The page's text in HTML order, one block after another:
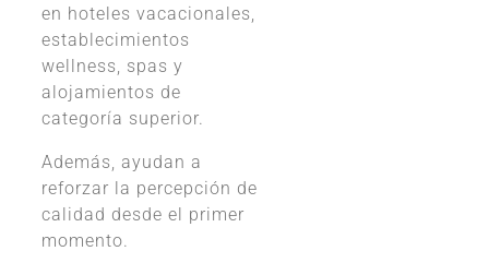
en hoteles vacacionales,
establecimientos
wellness, spas y
alojamientos de
categoría superior.
Además, ayudan a
reforzar la percepción de
calidad desde el primer
momento.